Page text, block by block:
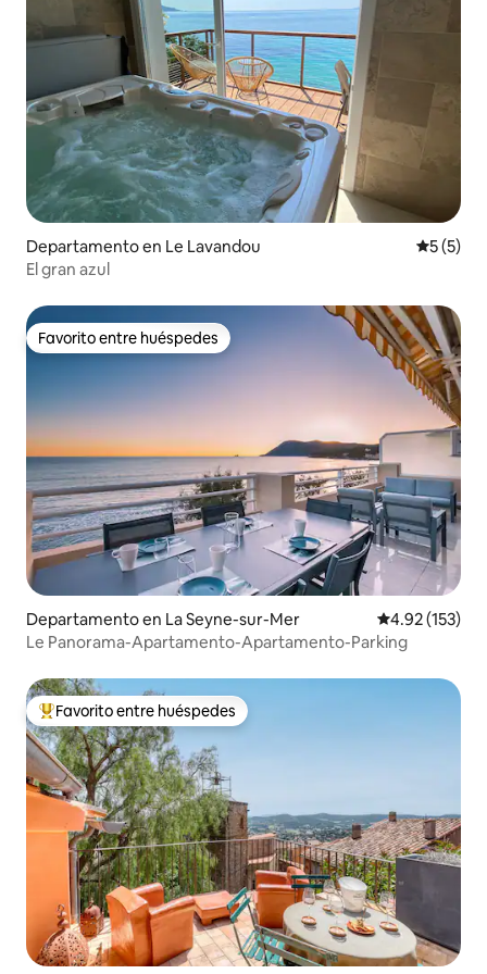
Departamento en Le Lavandou
5 (5)
El gran azul
Favorito entre huéspedes
Favorito entre huéspedes
Departamento en La Seyne-sur-Mer Calificación
4.92 (153)
Le Panorama-Apartamento-Apartamento-Parking
De los mejores en Favorito entre huéspedes
Favorito entre huéspedes